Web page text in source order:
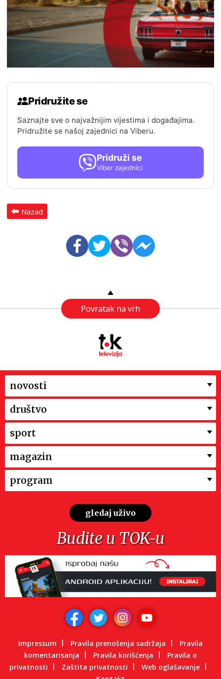
Pridružite se
Saznajte sve o najvažnijim vijestima i događajima.
Pridružite se našoj zajednici na Viberu.
Pridruži se
Viber zajednici
Nazad
Povratak na vrh
novosti
društvo
sport
magazin
program
gledaj uživo
Budite u TOK-u
Impressum Pravila prenošenja sadržaja
Pravila
komentarisanja
Pravila korišćenja
Pravila o
privatnosti
Zaštita privatnosti
Web oglašavanje